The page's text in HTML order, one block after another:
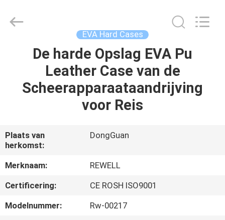
PRODUCTEN
ONS
FABRIEKSREIS
KWALITEITSCONTROLE
Rights
EVA Hard Cases
De harde Opslag EVA Pu
Leather Case van de
Scheerapparaataandrijving
voor Reis
Plaats van
herkomst:
DongGuan
Merknaam:
REWELL
Certificering:
CE ROSH ISO9001
Modelnummer:
Rw-00217